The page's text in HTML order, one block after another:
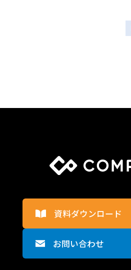
資料ダウンロード
お問い合わせ